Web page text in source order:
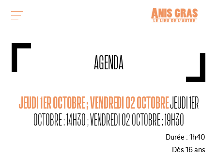
AGENDA
JEUDI 1ER OCTOBRE ; VENDREDI 02 OCTOBREJEUDI 1ER
OCTOBRE : 14H30 ; VENDREDI 02 OCTOBRE : 19H30
Durée : 1h40
Dès 16 ans